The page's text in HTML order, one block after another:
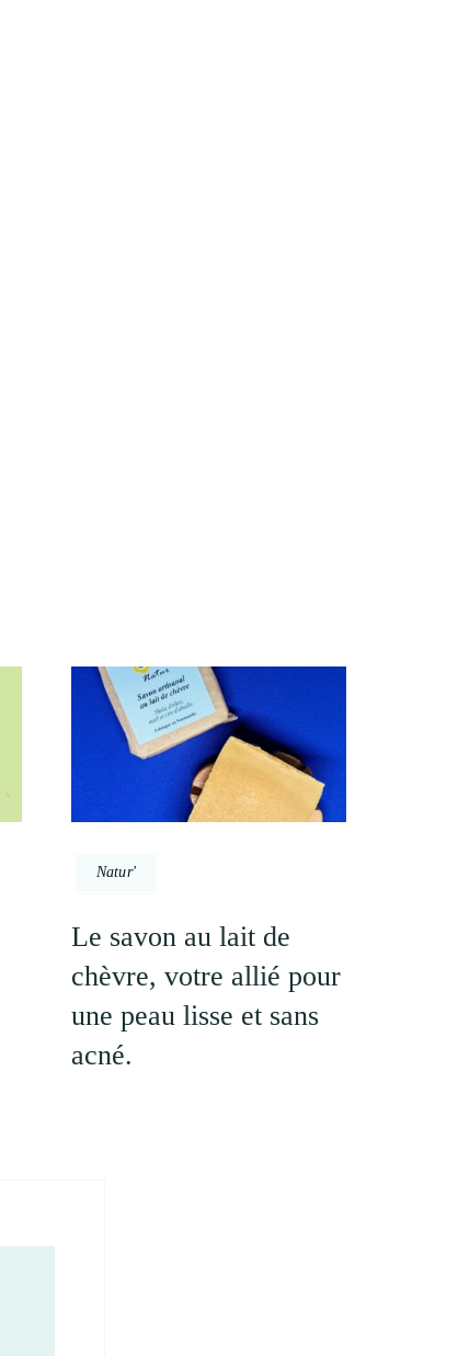
Natur'
Le savon au lait de
chèvre, votre allié pour
une peau lisse et sans
acné.